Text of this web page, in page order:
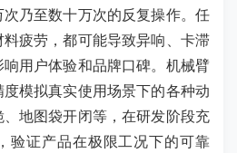
乃至数十万次的反复操作。任
疲劳，都可能导致异响、卡滞
用户体验和品牌口碑。机械臂
模拟真实使用场景下的各种动
地图袋开闭等，在研发阶段充
验证产品在极限工况下的可靠